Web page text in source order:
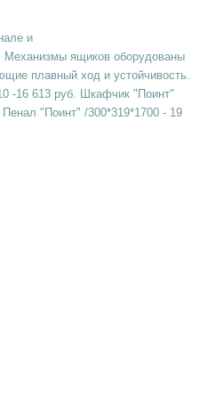
и
Механизмы ящиков оборудованы
плавный ход и устойчивость.
-16 613 руб. Шкафчик "Поинт"
"Поинт" /300*319*1700 - 19